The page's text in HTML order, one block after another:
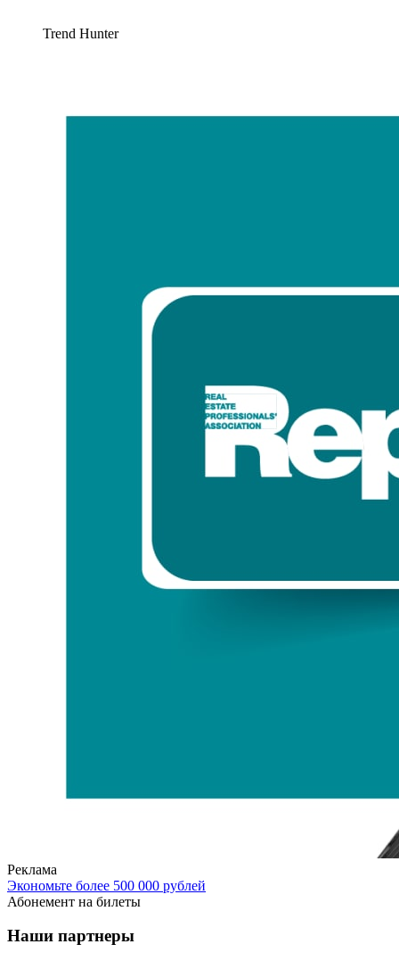
Trend Hunter
Реклама
Экономьте более 500 000 рублей
Абонемент на билеты
Наши партнеры